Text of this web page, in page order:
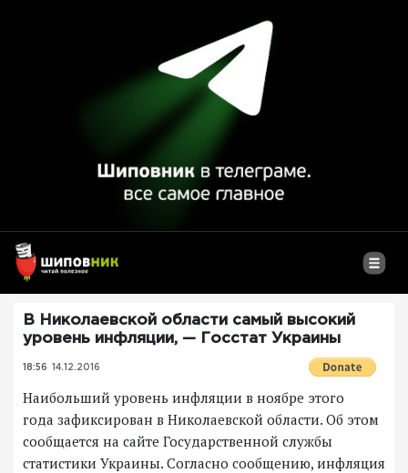
В Николаевской области самый высокий
уровень инфляции, — Госстат Украины
18:56 14.12.2016
Наибольший уровень инфляции в ноябре этого
года зафиксирован в Николаевской области. Об этом
сообщается на сайте Государственной службы
статистики Украины. Согласно сообщению, инфляция